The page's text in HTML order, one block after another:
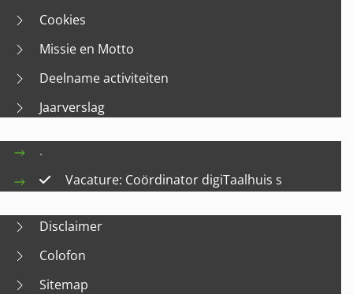
Cookies
Missie en Motto
Deelname activiteiten
Jaarverslag
.
Vacature: Coördinator digiTaalhuis s
Disclaimer
Colofon
Sitemap